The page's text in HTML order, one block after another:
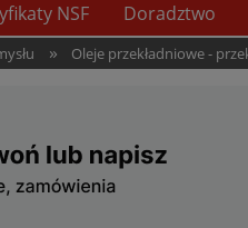
NSF Doradztwo
» Oleje przekładniowe -